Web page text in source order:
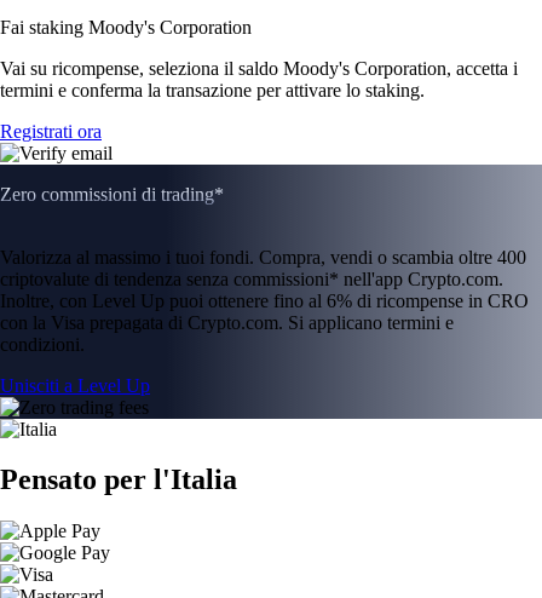
Fai staking Moody's Corporation
Vai su ricompense, seleziona il saldo Moody's Corporation, accetta i
termini e conferma la transazione per attivare lo staking.
Registrati ora
Zero commissioni di trading*
Valorizza al massimo i tuoi fondi. Compra, vendi o scambia oltre 400
criptovalute di tendenza senza commissioni* nell'app Crypto.com.
Inoltre, con Level Up puoi ottenere fino al 6% di ricompense in CRO
con la Visa prepagata di Crypto.com. Si applicano termini e
condizioni.
Unisciti a Level Up
Pensato per l'Italia